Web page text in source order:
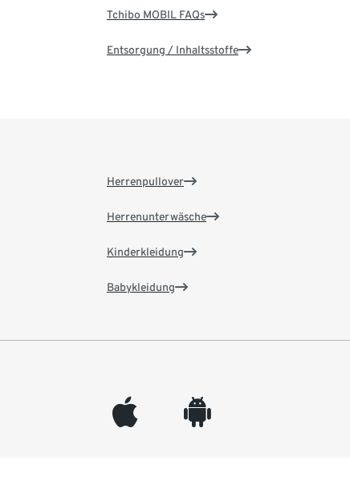
Tchibo MOBIL FAQs
Entsorgung / Inhaltsstoffe
Herrenpullover
Herrenunterwäsche
Kinderkleidung
Babykleidung
appleinc android